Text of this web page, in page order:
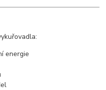
energie